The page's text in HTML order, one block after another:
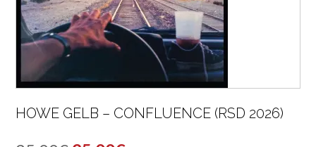
HOWE GELB – CONFLUENCE (RSD 2026)